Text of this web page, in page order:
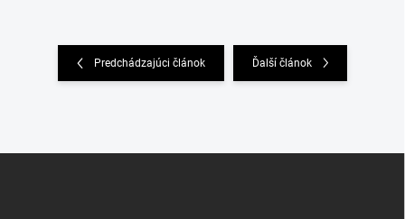
Predchádzajúci článok Ďalší článok